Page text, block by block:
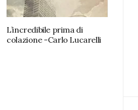
L’incredibile prima di
colazione -Carlo Lucarelli